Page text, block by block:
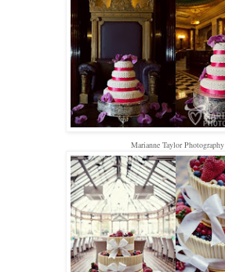
Marianne Taylor Photography